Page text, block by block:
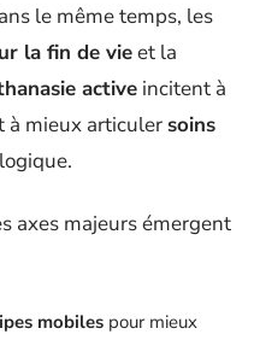
le même temps, les
la fin de vieet la
active incitent à
à mieux articuler soins
axes majeurs émergent
mobiles pour mieux